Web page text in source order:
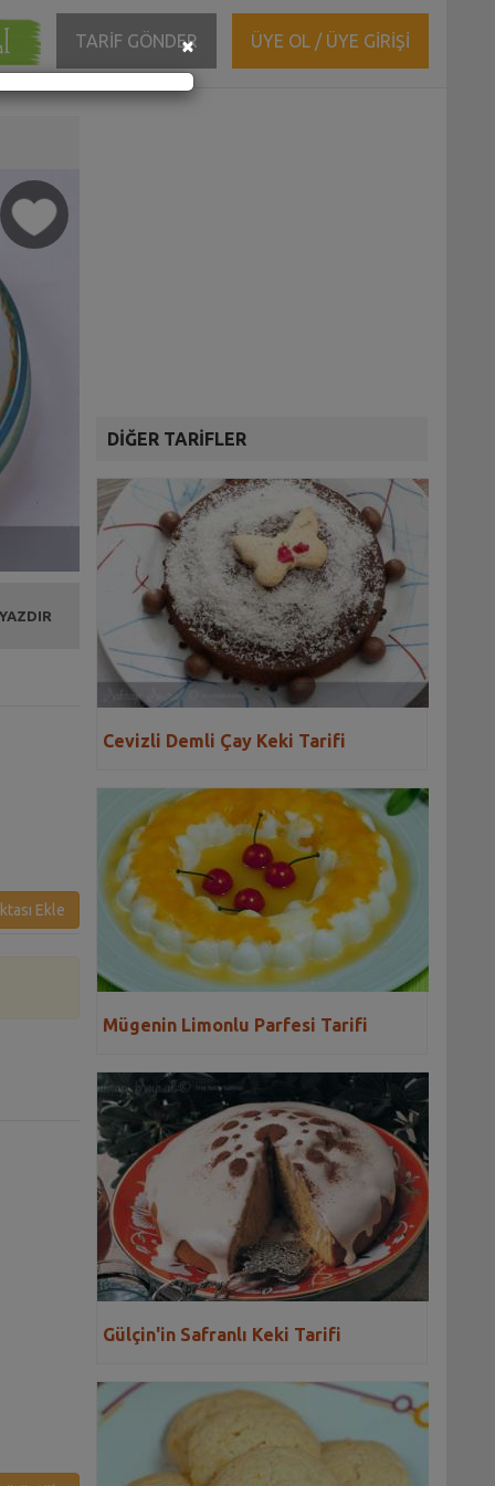
TARİF GÖNDER ÜYE OL / ÜYE GİRİŞİ
Ekle
DİĞER TARİFLER
Cevizli Demli Çay Keki Tarifi
Mügenin Limonlu Parfesi Tarifi
Gülçin'in Safranlı Keki Tarifi
×Close